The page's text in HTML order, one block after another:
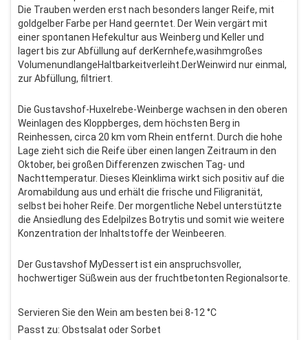
Die Trauben werden erst nach besonders langer Reife, mit
goldgelber Farbe per Hand geerntet. Der Wein vergärt mit
einer spontanen Hefekultur aus Weinberg und Keller und
lagert bis zur Abfüllung auf derKernhefe,wasihmgroßes
VolumenundlangeHaltbarkeitverleiht.DerWeinwird nur einmal,
zur Abfüllung, filtriert.
Die Gustavshof-Huxelrebe-Weinberge wachsen in den oberen
Weinlagen des Kloppberges, dem höchsten Berg in
Reinhessen, circa 20 km vom Rhein entfernt. Durch die hohe
Lage zieht sich die Reife über einen langen Zeitraum in den
Oktober, bei großen Differenzen zwischen Tag- und
Nachttemperatur. Dieses Kleinklima wirkt sich positiv auf die
Aromabildung aus und erhält die frische und Filigranität,
selbst bei hoher Reife. Der morgentliche Nebel unterstützte
die Ansiedlung des Edelpilzes Botrytis und somit wie weitere
Konzentration der Inhaltstoffe der Weinbeeren.
Der Gustavshof MyDessert ist ein anspruchsvoller,
hochwertiger Süßwein aus der fruchtbetonten Regionalsorte.
Servieren Sie den Wein am besten bei 8-12 °C
Passt zu: Obstsalat oder Sorbet